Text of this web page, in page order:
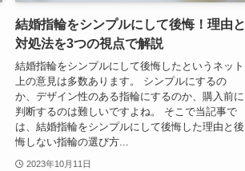
結婚指輪をシンプルにして後悔！理由と
対処法を3つの視点で解説
結婚指輪をシンプルにして後悔したというネット
上の意見は多数あります。 シンプルにするの
か、デザイン性のある指輪にするのか、購入前に
判断するのは難しいですよね。 そこで当記事で
は、結婚指輪をシンプルにして後悔した理由と後
悔しない指輪の選び方...
2023年10月11日